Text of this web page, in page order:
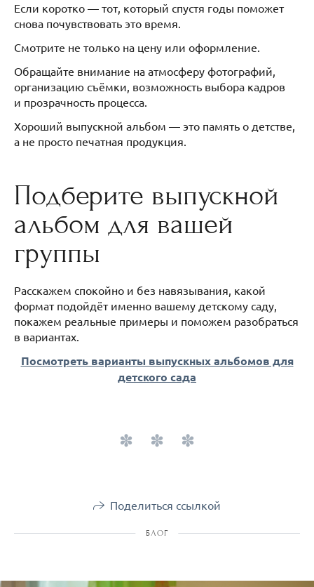
Если коротко — тот, который спустя годы поможет
снова почувствовать это время.
Смотрите не только на цену или оформление.
Обращайте внимание на атмосферу фотографий,
организацию съёмки, возможность выбора кадров
и прозрачность процесса.
Хороший выпускной альбом — это память о детстве,
а не просто печатная продукция.
Подберите выпускной
альбом для вашей
группы
Расскажем спокойно и без навязывания, какой
формат подойдёт именно вашему детскому саду,
покажем реальные примеры и поможем разобраться
в вариантах.
Посмотреть варианты выпускных альбомов для
детского сада
Поделиться ссылкой
БЛОГ